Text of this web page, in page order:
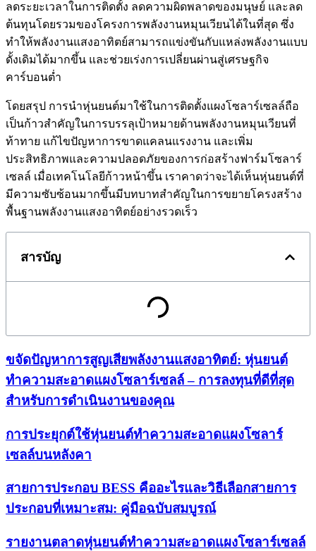
ลดระยะเวลาในการติดตั้ง ลดความผิดพลาดของมนุษย์ และลด
ต้นทุนโดยรวมของโครงการพลังงานหมุนเวียนได้ในที่สุด ซึ่ง
ทำให้พลังงานแสงอาทิตย์สามารถแข่งขันกับแหล่งพลังงานแบบ
ดั้งเดิมได้มากขึ้น และช่วยเร่งการเปลี่ยนผ่านสู่เศรษฐกิจ
คาร์บอนต่ำ
โดยสรุป การนำหุ่นยนต์มาใช้ในการติดตั้งแผงโซลาร์เซลล์ถือ
เป็นก้าวสำคัญในการบรรลุเป้าหมายด้านพลังงานหมุนเวียนที่
ท้าทาย แก้ไขปัญหาการขาดแคลนแรงงาน และเพิ่ม
ประสิทธิภาพและความปลอดภัยของการก่อสร้างฟาร์มโซลาร์
เซลล์ เมื่อเทคโนโลยีก้าวหน้าขึ้น เราคาดว่าจะได้เห็นหุ่นยนต์ที่
มีความซับซ้อนมากขึ้นมีบทบาทสำคัญในการขยายโครงสร้าง
พื้นฐานพลังงานแสงอาทิตย์อย่างรวดเร็ว
สารบัญ
ขจัดปัญหาการสูญเสียพลังงานแสงอาทิตย์: หุ่นยนต์
ทำความสะอาดแผงโซลาร์เซลล์ – การลงทุนที่ดีที่สุด
สำหรับการดำเนินงานของคุณ
การประยุกต์ใช้หุ่นยนต์ทำความสะอาดแผงโซลาร์
เซลล์บนหลังคา
สายการประกอบ BESS คืออะไรและวิธีเลือกสายการ
ประกอบที่เหมาะสม: คู่มือฉบับสมบูรณ์
รายงานตลาดหุ่นยนต์ทำความสะอาดแผงโซลาร์เซลล์